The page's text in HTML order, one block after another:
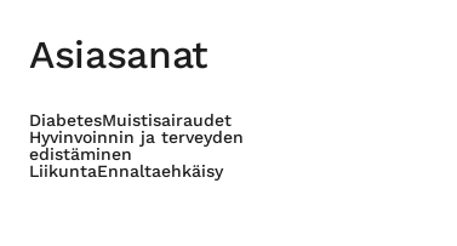
Asiasanat
DiabetesMuistisairaudet
Hyvinvoinnin ja terveyden
edistäminen
LiikuntaEnnaltaehkäisy